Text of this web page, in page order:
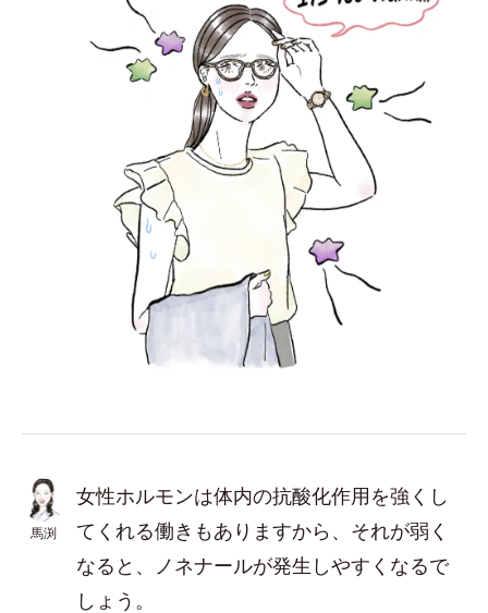
馬渕
女性ホルモンは体内の抗酸化作用を強くし
てくれる働きもありますから、それが弱く
なると、ノネナールが発生しやすくなるで
しょう。